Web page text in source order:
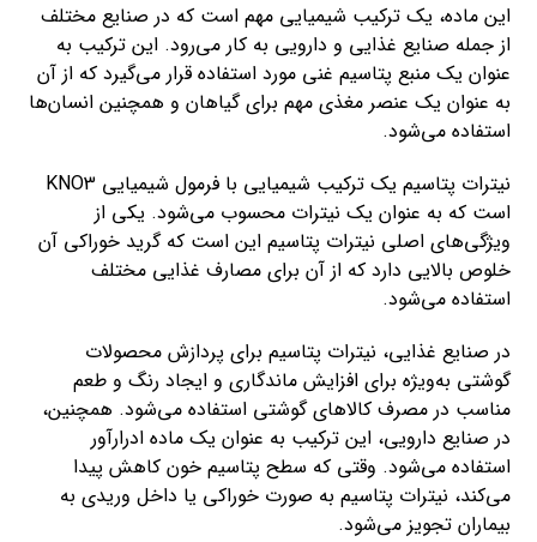
این ماده، یک ترکیب شیمیایی مهم است که در صنایع مختلف
از جمله صنایع غذایی و دارویی به کار می‌رود. این ترکیب به
عنوان یک منبع پتاسیم غنی مورد استفاده قرار می‌گیرد که از آن
به عنوان یک عنصر مغذی مهم برای گیاهان و همچنین انسان‌ها
استفاده می‌شود.
نیترات پتاسیم یک ترکیب شیمیایی با فرمول شیمیایی KNO3
است که به عنوان یک نیترات محسوب می‌شود. یکی از
ویژگی‌های اصلی نیترات پتاسیم این است که گرید خوراکی آن
خلوص بالایی دارد که از آن برای مصارف غذایی مختلف
استفاده می‌شود.
در صنایع غذایی، نیترات پتاسیم برای پردازش محصولات
گوشتی به‌ویژه برای افزایش ماندگاری و ایجاد رنگ و طعم
مناسب در مصرف کالاهای گوشتی استفاده می‌شود. همچنین،
در صنایع دارویی، این ترکیب به عنوان یک ماده ادرارآور
استفاده می‌شود. وقتی که سطح پتاسیم خون کاهش پیدا
می‌کند، نیترات پتاسیم به صورت خوراکی یا داخل وریدی به
بیماران تجویز می‌شود.